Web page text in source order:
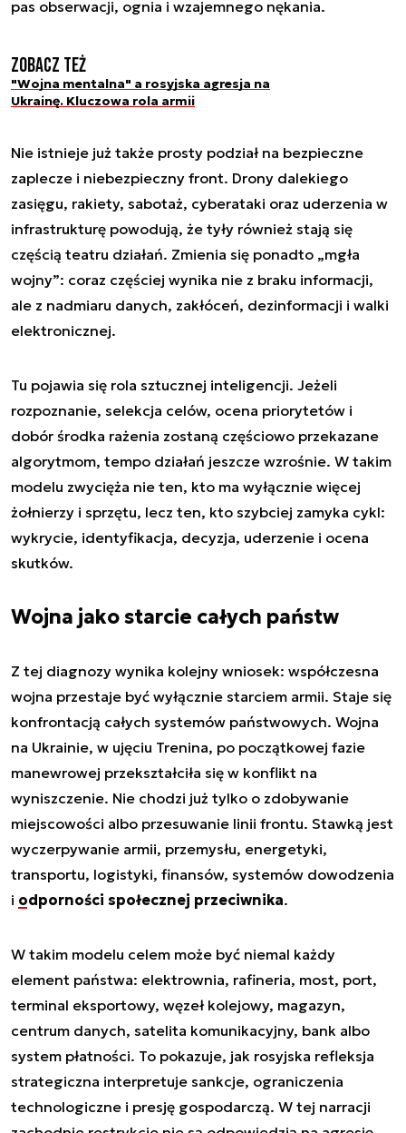
pas obserwacji, ognia i wzajemnego nękania.
Zobacz też
"Wojna mentalna" a rosyjska agresja na
Ukrainę. Kluczowa rola armii
Nie istnieje już także prosty podział na bezpieczne
zaplecze i niebezpieczny front. Drony dalekiego
zasięgu, rakiety, sabotaż, cyberataki oraz uderzenia w
infrastrukturę powodują, że tyły również stają się
częścią teatru działań. Zmienia się ponadto „mgła
wojny”: coraz częściej wynika nie z braku informacji,
ale z nadmiaru danych, zakłóceń, dezinformacji i walki
elektronicznej.
Tu pojawia się rola sztucznej inteligencji. Jeżeli
rozpoznanie, selekcja celów, ocena priorytetów i
dobór środka rażenia zostaną częściowo przekazane
algorytmom, tempo działań jeszcze wzrośnie. W takim
modelu zwycięża nie ten, kto ma wyłącznie więcej
żołnierzy i sprzętu, lecz ten, kto szybciej zamyka cykl:
wykrycie, identyfikacja, decyzja, uderzenie i ocena
skutków.
Wojna jako starcie całych państw
Z tej diagnozy wynika kolejny wniosek: współczesna
wojna przestaje być wyłącznie starciem armii. Staje się
konfrontacją całych systemów państwowych. Wojna
na Ukrainie, w ujęciu Trenina, po początkowej fazie
manewrowej przekształciła się w konflikt na
wyniszczenie. Nie chodzi już tylko o zdobywanie
miejscowości albo przesuwanie linii frontu. Stawką jest
wyczerpywanie armii, przemysłu, energetyki,
transportu, logistyki, finansów, systemów dowodzenia
i odporności społecznej przeciwnika.
W takim modelu celem może być niemal każdy
element państwa: elektrownia, rafineria, most, port,
terminal eksportowy, węzeł kolejowy, magazyn,
centrum danych, satelita komunikacyjny, bank albo
system płatności. To pokazuje, jak rosyjska refleksja
strategiczna interpretuje sankcje, ograniczenia
technologiczne i presję gospodarczą. W tej narracji